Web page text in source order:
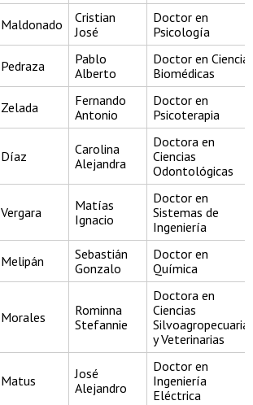
Maldonado
Cristian
José
Doctor en
Psicología
Pedraza
Pablo
Alberto
Doctor en
Biomédicas
Zelada
Fernando
Antonio
Doctor en
Psicoterapia
Díaz
Carolina
Alejandra
Doctora en
Ciencias
Odontológicas
Vergara
Matías
Ignacio
Doctor en
Sistemas de
Ingeniería
Melipán
Sebastián
Gonzalo
Doctor en
Química
Morales
Rominna
Stefannie
Doctora en
Ciencias
y Veterinarias
Matus
José
Alejandro
Doctor en
Ingeniería
Eléctrica